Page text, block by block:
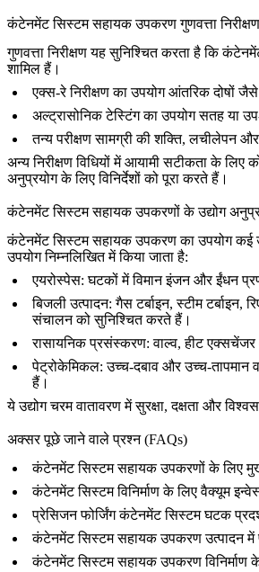
कंटेनमेंट सिस्टम सहायक उपकरण गुणवत्ता निरीक्षण
गुणवत्ता निरीक्षण यह सुनिश्चित करता है कि
शामिल हैं।
एक्स-रे निरीक्षणका उपयोग आंतरिक दोषों जैसे
अल्ट्रासोनिक टेस्टिंगका उपयोग सतह या
तन्य परीक्षणसामग्री की शक्ति, लचीलेपन
अन्य निरीक्षण विधियों में आयामी सटीकता के लिए
अनुप्रयोग के लिए विनिर्देशों को पूरा करते हैं।
कंटेनमेंट सिस्टम सहायक उपकरणों के उद्योग
कंटेनमेंट सिस्टम सहायक उपकरणका उपयोग कई
उपयोग निम्नलिखित में किया जाता है:
एयरोस्पेस: घटकों में विमान इंजन और ईंधन
बिजली उत्पादन: गैस टर्बाइन, स्टीम
संचालन को सुनिश्चित करते हैं।
रासायनिक प्रसंस्करण: वाल्व, हीट
पेट्रोकेमिकल: उच्च-दबाव और उच्च-तापमान
हैं।
ये उद्योग चरम वातावरण में सुरक्षा, दक्षता और
अक्सर पूछे जाने वाले प्रश्न (FAQs)
कंटेनमेंट सिस्टम सहायक उपकरणों के लिए
कंटेनमेंट सिस्टम विनिर्माण के लिए वैक्यूम
प्रेसिजन फोर्जिंग कंटेनमेंट सिस्टम घटक
कंटेनमेंट सिस्टम सहायक उपकरण उत्पादन में
कंटेनमेंट सिस्टम सहायक उपकरण विनिर्माण